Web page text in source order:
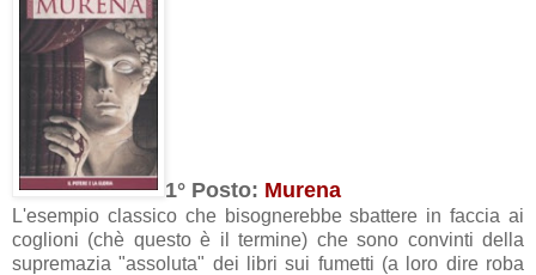
1° Posto: Murena
L'esempio classico che bisognerebbe sbattere in faccia ai
coglioni (chè questo è il termine) che sono convinti della
supremazia "assoluta" dei libri sui fumetti (a loro dire roba